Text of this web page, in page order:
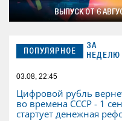
ВЫПУСК ОТ 6
ПОПУЛЯРНОЕ
ЗА
НЕДЕЛЮ
03.08, 22:45
Цифровой рубль
во времена СССР - 1
стартует денежная